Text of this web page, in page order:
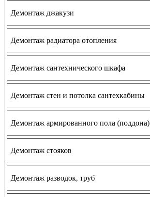
Демонтаж джакузи
Демонтаж радиатора отопления
Демонтаж сантехнического шкафа
Демонтаж стен и потолка сантехкабины
Демонтаж армированного пола (поддона)
Демонтаж стояков
Демонтаж разводок, труб